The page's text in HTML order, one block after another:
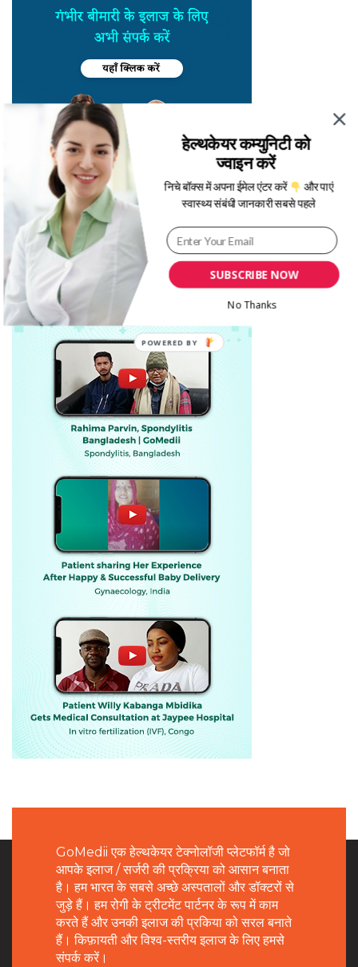
GoMedii एक हेल्थकेयर टेक्नोलॉजी प्लेटफॉर्म है जो
आपके इलाज / सर्जरी की प्रक्रिया को आसान बनाता
है। हम भारत के सबसे अच्छे अस्पतालों और डॉक्टरों से
जुड़े हैं। हम रोगी के ट्रीटमेंट पार्टनर के रूप में काम
करते हैं और उनकी इलाज की प्रकिया को सरल बनाते
हैं। किफ़ायती और विश्व-स्तरीय इलाज के लिए हमसे
संपर्क करें।
SUBSCRIBE NOW
हेल्थकेयर कम्युनिटी को
ज्वाइन करें
निचे बॉक्स में अपना ईमेल एंटर करें और पाएं
स्वास्थ्य संबंधी जानकारी सबसे पहले
No Thanks
POWERED BY